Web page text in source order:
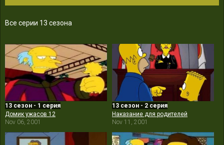
Все серии 13 сезона
13 сезон - 1 серия
Домик ужасов 12
Nov 06, 2001
13 сезон - 2 серия
Наказание для родителей
Nov 11, 2001